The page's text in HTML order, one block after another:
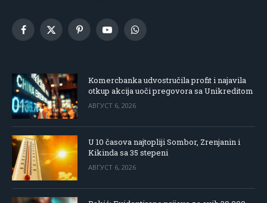
Facebook
X
PinterestYouTubeWhatsApp
Komercbanka udvostručila profit i najavila
otkup akcija uoči pregovora sa Unikreditom
АВГУСТ 6, 2026
U 10 časova najtopliji Sombor, Zrenjanin i
Kikinda sa 35 stepeni
АВГУСТ 6, 2026